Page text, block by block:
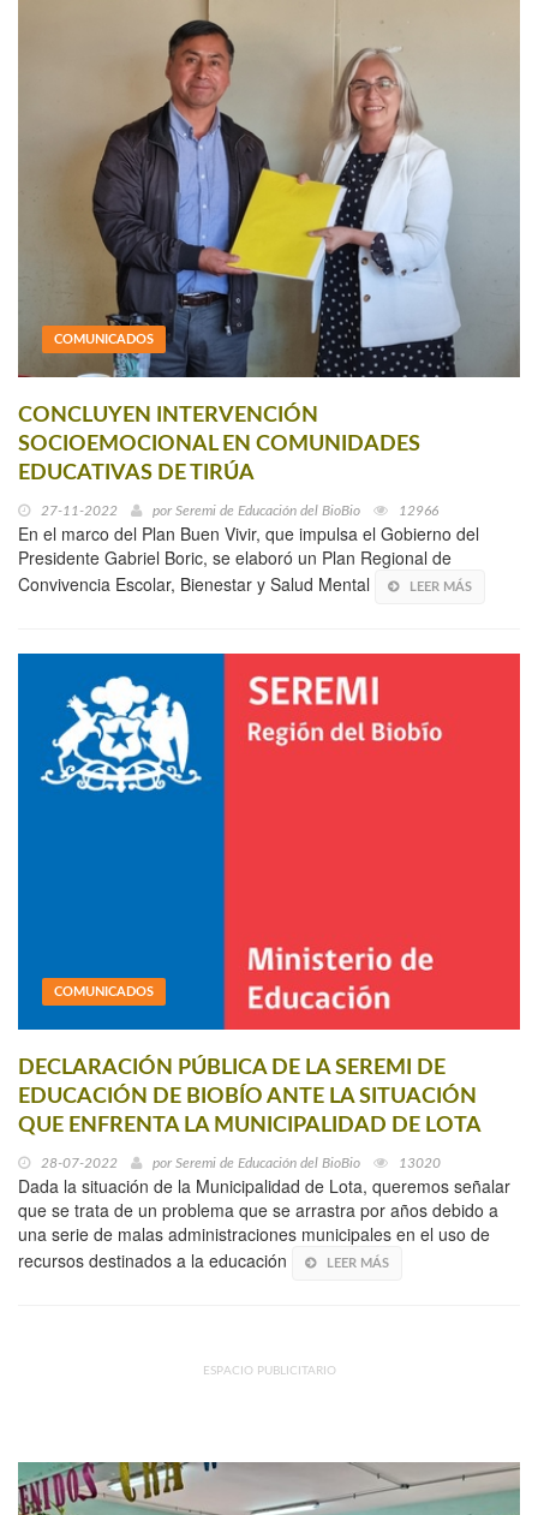
COMUNICADOS
CONCLUYEN INTERVENCIÓN
SOCIOEMOCIONAL EN COMUNIDADES
EDUCATIVAS DE TIRÚA
27-11-2022 por Seremi de Educación del BioBio 12966
En el marco del Plan Buen Vivir, que impulsa el Gobierno del
Presidente Gabriel Boric, se elaboró un Plan Regional de
Convivencia Escolar, Bienestar y Salud Mental
LEER MÁS
COMUNICADOS
DECLARACIÓN PÚBLICA DE LA SEREMI DE
EDUCACIÓN DE BIOBÍO ANTE LA SITUACIÓN
QUE ENFRENTA LA MUNICIPALIDAD DE LOTA
28-07-2022 por Seremi de Educación del BioBio 13020
Dada la situación de la Municipalidad de Lota, queremos señalar
que se trata de un problema que se arrastra por años debido a
una serie de malas administraciones municipales en el uso de
recursos destinados a la educación
LEER MÁS
ESPACIO PUBLICITARIO